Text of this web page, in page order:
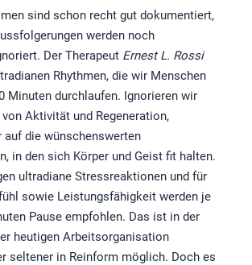
sind schon recht gut dokumentiert,
werden noch
Der Therapeut Ernest L. Rossi
Rhythmen, die wir Menschen
Minuten durchlaufen. Ignorieren wir
Aktivität und Regeneration,
auf die wünschenswerten
in den sich Körper und Geist fit halten.
ultradiane Stressreaktionen und für
sowie Leistungsfähigkeit werden je
Pause empfohlen. Das ist in der
heutigen Arbeitsorganisation
seltener in Reinform möglich. Doch es